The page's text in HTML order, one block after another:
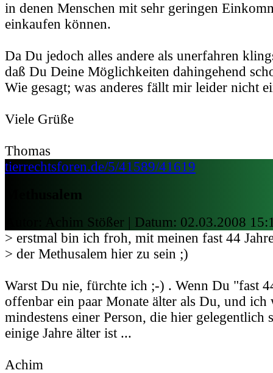
in denen Menschen mit sehr geringen
einkaufen können.
Da Du jedoch alles andere als unerfahren
daß Du Deine Möglichkeiten dahingehend
Wie gesagt; was anderes fällt mir leider nicht
Viele Grüße
Thomas
tierrechtsforen.de/5/41589/41619
Methusalem
Autor: Achim Stößer | Datum: 02.03.2008
> erstmal bin ich froh, mit meinen fast 44
> der Methusalem hier zu sein ;)
Warst Du nie, fürchte ich ;-) . Wenn Du "fast
offenbar ein paar Monate älter als Du, und ich
mindestens einer Person, die hier gelegentlich
einige Jahre älter ist ...
Achim